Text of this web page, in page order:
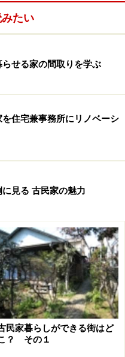
るそうです。
のアパートをみつけまし
なものの、建物の建築は
すが、パリでは決して古
の広さは約22m2。以前の
日当たりがいいのが気に
たい
せる家の間取りを学ぶ
住宅兼事務所にリノベーシ
見る 古民家の魅力
民家暮らしができる街はど
？ その１